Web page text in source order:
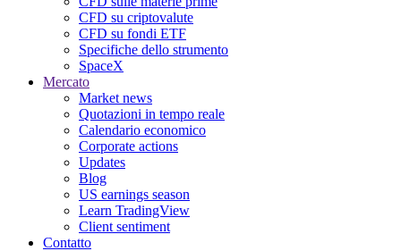
CFD su criptovalute
CFD su fondi ETF
Specifiche dello strumento
SpaceX
Mercato
Market news
Quotazioni in tempo reale
Calendario economico
Corporate actions
Updates
Blog
US earnings season
Learn TradingView
Client sentiment
Contatto